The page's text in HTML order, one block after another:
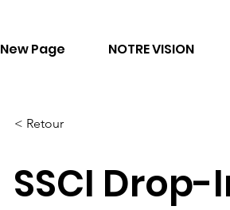
New Page NOTRE VISION
< Retour
SSCI